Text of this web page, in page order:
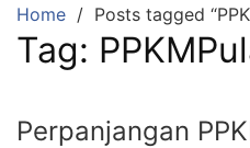
Home Posts tagged
Tag:
Perpanjangan